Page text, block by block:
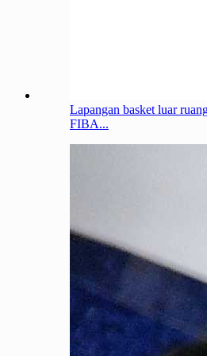
Lapangan basket luar
FIBA...